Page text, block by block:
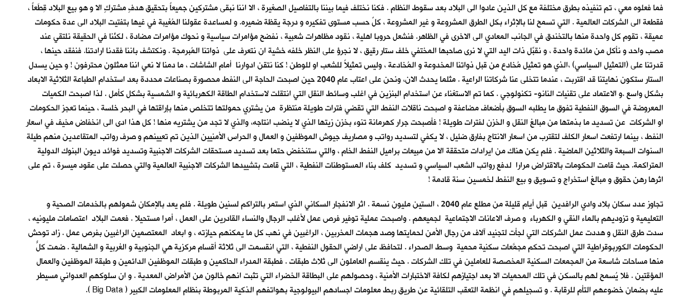
فما فعلوه معي ، تم تنفيذه بطرق مختلفة مع كل الذين عادوا الى البلاد بعد سقوط النظام . فكنا نختلف فيما بيننا بالتفاصيل الصغيرة ، الا اننا نبقى مشتركين جميعاً بتحقيق هدفٍ مشتركٍ الا و هو بيع البلاد قِطَعاً ،
فقطعة الى الشركات العالمية . التي تسمح لنا بالإثراء بكل الطرق المشروعة و غير المشروعة ، كلٌ حسب مستوى تفكيره و درجة يقظة ضميره. و لمساعدة عقولنا المُغيبة في غيها بتفتيت البلاد الى عدة حكومات
عميقة ، تقوم كل واحدة منها بالتخندق في الجانب المعادي الى الاخرى في الظاهر. فنشعل حروبا اهلية ، نقود مظاهرات شعبية ، نفضح مؤامرات سياسية و نحوك مؤامرات مضادة ، لكنَّنا في الحقيقة نلتقي عند
مصب واحد و نأكل من مائدة واحدة ، و نقبِّل ذات اليد التي لا نرى صاحبها المختفي خلف ستار رقيق ، لا نجرؤ على النظر خلفه خشية ان نتعرف على ذواتنا المُبرمجة . ونكتشف باننا فقدنا ارادتنا. فنفقد حينها ،
قدرتنا على (التمثيل السياسي) ،الذي هو تمثيل مُخادع من قبل ذواتنا المخدوعة و المُخادعة ، وليس تمثيلاً للشعب او للوطن ! كنا نتقن ادوارنا أمام الشاشات ، ما دمنا لا نعي اننا ممثلون محترفون ! و حين يسدل
الستار ستكون نهايتنا قد اقتربت ، عندما تتخلى عنا شركاتنا الراعية . مثلما يحدث الان، ونحن على اعتاب عام 2040 حين اصبحت الحاجة الى النفط محصورة بصناعات محددة بعد استخدام الطباعة الثلاثية الابعاد
بشكل واسع .و الاعتماد على تقنيات النانو- تكنولوجي . كما تم الاستغناء عن استخدام البنزين في اغلب وسائط النقل التي انتقلت لاستخدام الطاقة الكهربائية و الشمسية بشكل كأمل . لذا اصبحت الكميات
المعروضة في السوق النفطية تفوق ما يطلبه السوق بأضعاف مضاعفة و اصبحت ناقلات النفط التي تقضي فترات طويلة منتظرة من يشتري حمولتها تتخلص منها بإراقتها في البحر خلسة ، حينما تعجز الحكومات
او الشركات عن تسديد ما بذمتها من مبالغ النقل و الخزن لفترات طويلة ! فأصبحت جرار كهرمانة تنوء بخزن زيتها الذي لا ينضب انتاجه، والذي لا تجد من يشتريه منها ! كل هذا ادى الى انخفاض مخيف في اسعار
النفط ، بينما ارتفعت اسعار الكلف لتقترب من اسعار الانتاج بفارق ضئيل ، لا يكفي لتسديد رواتب و مصاريف جيوش الموظفين و العمال و الحراس الأمنيين الذين تم تعيينهم و صرف رواتب المتقاعدين منهم طيلة
السنوات السبعة والثلاثين الماضية . فلم يكن هناك من ايرادات متحققة الا من مبيعات براميل النفط الخام ، والتي ستنخفض حتما بعد تسديد مستحقات الشركات الاجنبية وتسديد فوائد ديون البنوك الدولية
المتراكمة. حيث قامت الحكومات بالاقتراض مرارا لدفع رواتب الشعب السياسي و تسديد كلف بناء المستوطنات النفطية ، التي قامت بتشييدها الشركات الاجنبية العالمية والتي حصلت على عقود ميسرة ، تم على
اثرها رهن حقوق و مبالغ استخراج و تسويق و بيع النفط لخمسين سنة قادمة !
تجاوز عدد سكان بلاد وادي الرافدين قبل أيام قليلة من مطلع عام 2040 ، الستين مليون نسمة . اثر الانفجار السكاني الذي استمر بالتراكم لسنين طويلة . فلم يعد بالإمكان شمولهم بالخدمات الصحية و
التعليمية و تزوديهم بالماء النقي و الكهرباء و صرف الاعانات الاجتماعية لجميعهم . واصبحت عملية توفير فرص عمل لأغلب الرجال والنساء القادرين على العمل ، أمرا مستحيلا . فعمت البلاد اعتصامات مليونيه ،
سدت طرق النقل و هددت عمل الشركات التي لجأت لتجنيد آلاف من رجال الأمن لحمايتها وصد هجمات المخربين ، الراغبين في نهب كل ما يمكنهم حيازته ، و ابعاد المعتصمين الراغبين بفرص عمل . زاد توحش
الحكومات الكوربوقراطية التي اصبحت تحكم مجمَّعات سكنية محمية وسط الصحراء . لتحافظ على اراضي الحقول النفطية ، التي انقسمت الى ثلاثة أقسام مركزية هي الجنوبية و الغربية و الشمالية . ضمت كلٌّ
منها مساحات شاسعة من المجمعات السكنية المخصصة للعاملين في تلك الشركات . حيث ينقسم العاملون الى ثلاث طبقات . فطبقة المدراء الحاكمين و طبقات الموظفين الدائمين و طبقة الموظفين والعمال
المؤقتين . فلا يُسمح لهم بالسكن في تلك المحميات الا بعد اجتيازهم لكافة الاختبارات الأمنية ، وحصولهم على البطاقة الخضراء التي تثبت انهم خالون من الأمراض المعدية . و ان سلوكهم العدواني مسيطر
عليه بضمان خضوعهم التأم للرقابة . و تسجيلهم في انظمة التعقب التلقائية عن طريق ربط معلومات اجسادهم البيولوجية بهواتفهم الذكية المربوطة بنظام المعلومات الكبير ( Big Data ).